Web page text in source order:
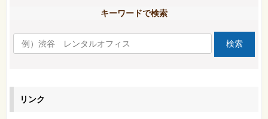
キーワードで検索
リンク